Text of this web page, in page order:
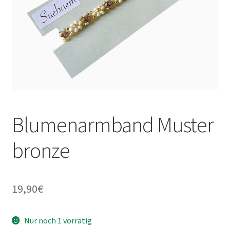
Blumenarmband Muster
bronze
19,90€
Nur noch 1 vorrätig